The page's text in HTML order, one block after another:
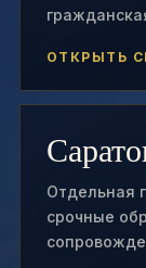
ОТКРЫТЬ
Отдельная
срочные